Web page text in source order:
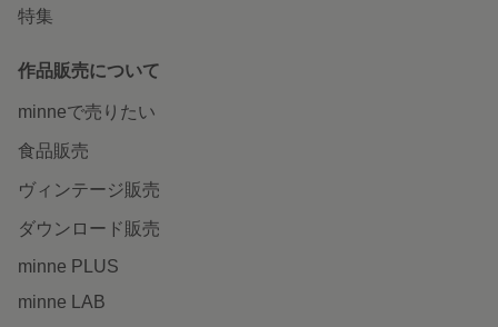
特集
作品販売について
minneで売りたい
食品販売
ヴィンテージ販売
ダウンロード販売
minne PLUS
minne LAB